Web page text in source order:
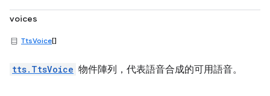
voices
TtsVoice[]
tts.TtsVoice 物件陣列，代表語音合成的可用語音。